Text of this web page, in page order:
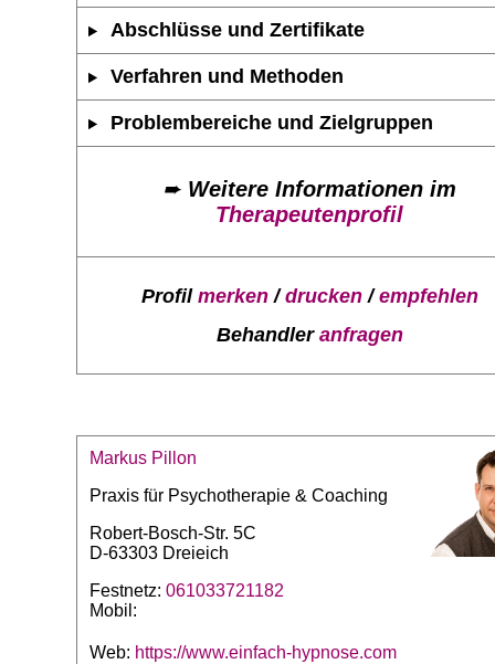
Abschlüsse und Zertifikate
Verfahren und Methoden
Problembereiche und Zielgruppen
➨ Weitere Informationen im
Therapeutenprofil
Profil merken/drucken/empfehlen
Behandler anfragen
Markus Pillon
Praxis für Psychotherapie & Coaching
Robert-Bosch-Str. 5C
D-63303 Dreieich
Festnetz: 061033721182
Mobil:
Web: https://www.einfach-hypnose.com